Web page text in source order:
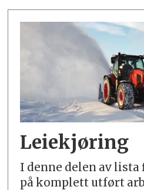
Leiekjøring
I denne delen av
på komplett utført